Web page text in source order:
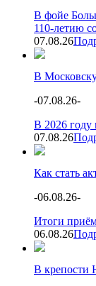
В фойе
110-летию
07.08.26
В
-07.08.26-
В 2026 году
07.08.26
Как стать
-06.08.26-
Итоги
06.08.26
В крепости